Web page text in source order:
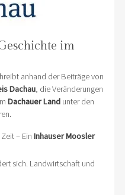
im
anhand der Beiträge von
Dachau, die Veränderungen
Dachauer Landunter den
– Ein Inhauser Moosler
sich. Landwirtschaft und